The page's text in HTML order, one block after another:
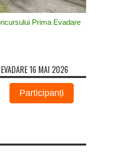
Prima Evadare
16 MAI 2026
Participanți